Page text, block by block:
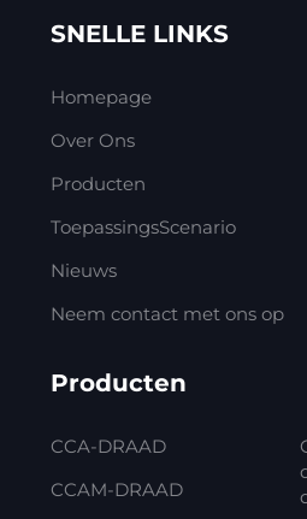
SNELLE LINKS
Homepage
Over Ons
Producten
ToepassingsScenario
Nieuws
Neem contact met ons op
Producten
CCA-DRAAD
CCAM-DRAAD